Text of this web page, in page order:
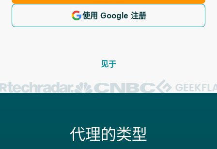
使用 Google 注册
见于
代理的类型